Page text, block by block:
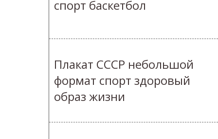
спорт баскетбол
Плакат СССР небольшой
формат спорт здоровый
образ жизни